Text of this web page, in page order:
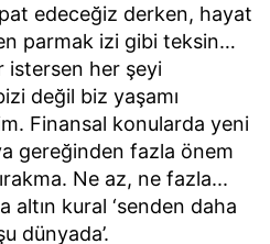
edeceğiz derken, hayat
parmak izi gibi teksin…
istersen her şeyi
değil biz yaşamı
Finansal konularda yeni
gereğinden fazla önem
Ne az, ne fazla...
altın kural ‘senden daha
dünyada’.